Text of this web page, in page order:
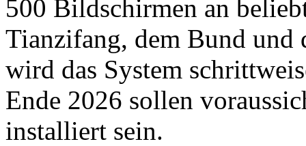
500 Bildschirmen an
Tianzifang, dem Bund und
wird das System
Ende 2026 sollen
installiert sein.